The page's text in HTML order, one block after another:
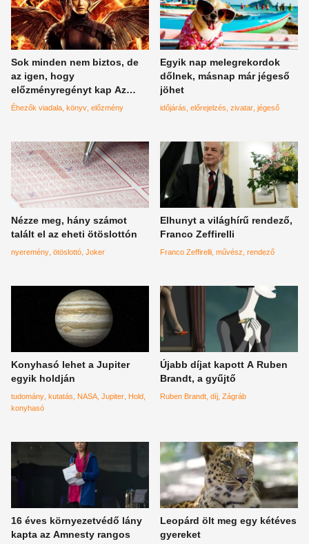
Sok minden nem biztos, de
az igen, hogy
előzményregényt kap Az
éhezők viadala
Éhezők viadala könyv előzmény
Egyik nap melegrekordok
dőlnek, másnap már jégeső
jöhet
időjárás előrejelzés zivatar jégeső
Nézze meg, hány számot
talált el az eheti ötöslottón
nyeremény ötöslottó Joker
Elhunyt a világhírű rendező,
Franco Zeffirelli
Franco Zeffirelli művész rendező
Konyhasó lehet a Jupiter
egyik holdján
tudomány kutatás NASA Jupiter Hold
konyhasó
Újabb díjat kapott A Ruben
Brandt, a gyűjtő
Ruben Brandt díj Zágráb
16 éves környezetvédő lány
kapta az Amnesty rangos
Leopárd ölt meg egy kétéves
gyereket